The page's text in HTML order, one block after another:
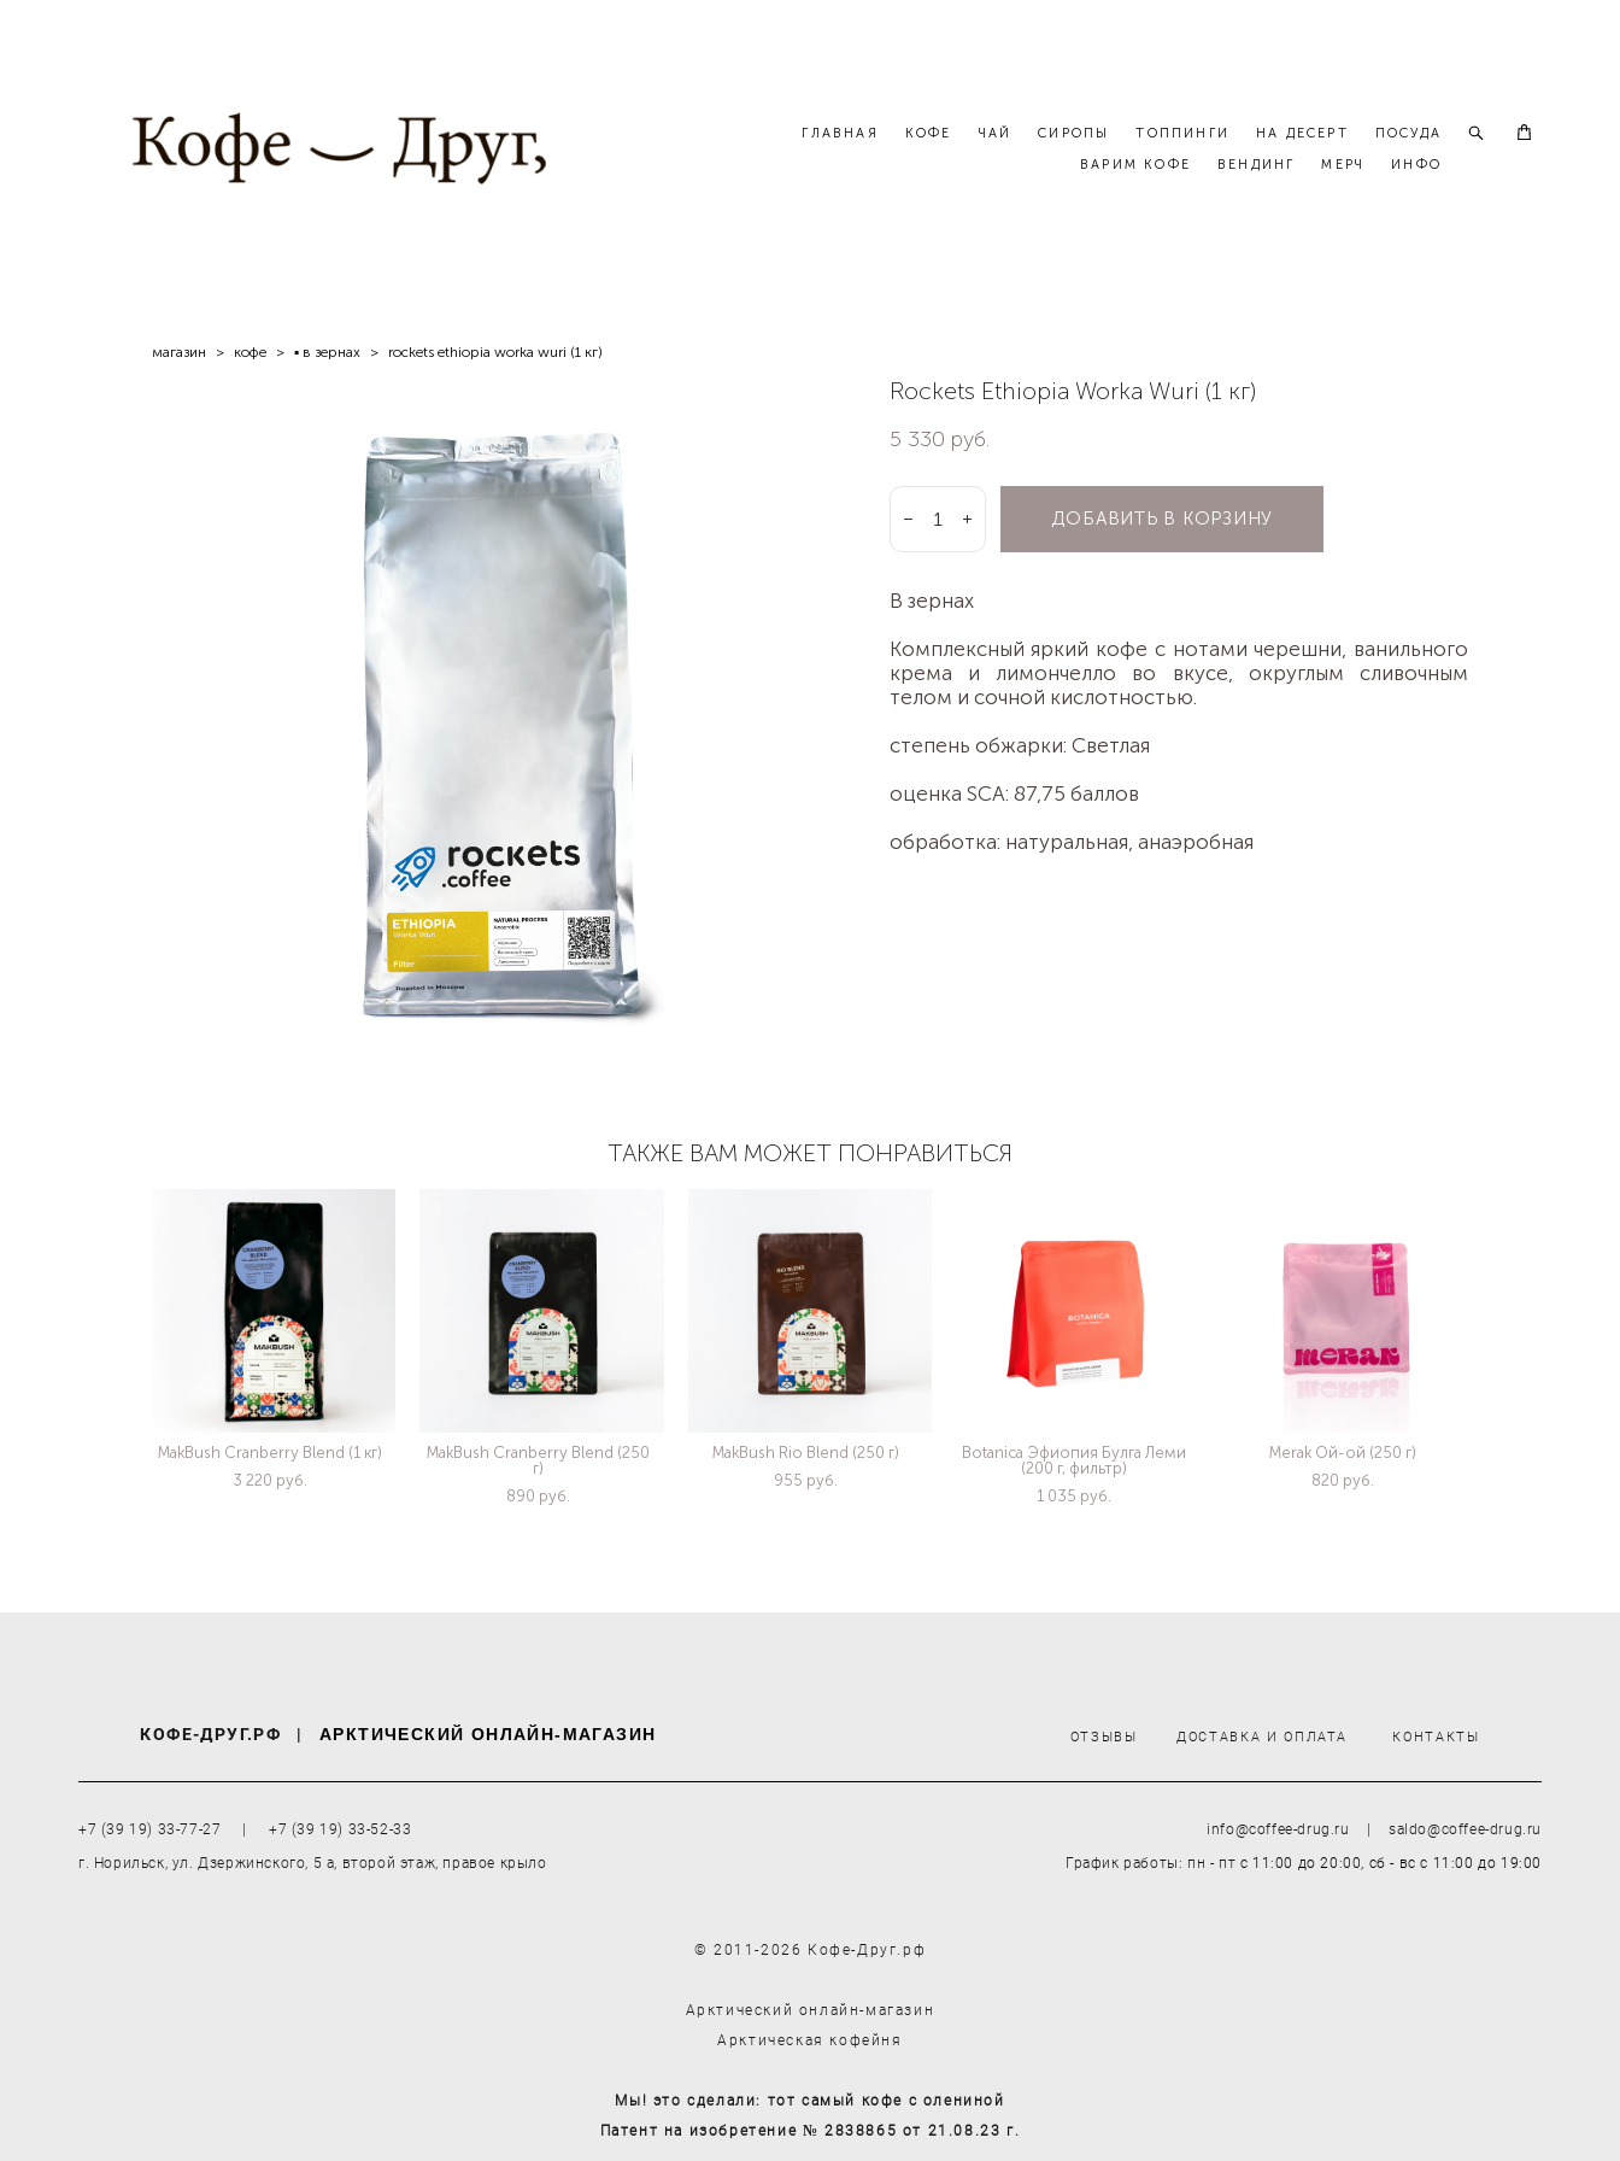
ГЛАВНАЯ КОФЕ ЧАЙ СИРОПЫ ТОППИНГИ НА ДЕСЕРТ
ПОСУДА
ВАРИМ КОФЕ
ВЕНДИНГ МЕРЧ ИНФО
магазин > кофe > ▪ в зернах > rockets ethiopia worka wuri (1 кг)
Rockets Ethiopia Worka Wuri (1 кг)
5 330 pуб.
ДОБАВИТЬ В КОРЗИНУ
В зернах
Комплексный яркий кофе с нотами черешни, ванильного
крема и лимончелло во вкусе, округлым сливочным
телом и сочной кислотностью.
степень обжарки: Светлая
оценка SCA: 87,75 баллов
обработка: натуральная, анаэробная
ТАКЖЕ ВАМ МОЖЕТ ПОНРАВИТЬСЯ
MakBush Cranberry Blend (1 кг)
3 220 pуб.
MakBush Cranberry Blend (250
г)
890 pуб.
MakBush Rio Blend (250 г)
955 pуб.
Botanica Эфиопия Булга Леми
(200 г, фильтр)
1 035 pуб.
Merak Ой-ой (250 г)
820 pуб.
КОФЕ-ДРУГ.РФ | АРКТИЧЕСКИЙ ОНЛАЙН-МАГАЗИН ОТЗЫВЫ ДОСТАВКА И ОПЛАТА КОНТАКТЫ
+7 (39 19) 33-77-27 | +7 (39 19) 33-52-33
г. Норильск, ул. Дзержинского, 5 а, второй этаж, правое крыло
info@coffee-drug.ru | saldo@coffee-drug.ru
График работы: пн - пт с 11:00 до 20:00, сб - всс 11:00 до 19:00
© 2011-2026 Кофе-Друг.рф
Арктический онлайн-магазин
Арктическая кофейня
Мы! это сделали: тот самый кофе с олениной
Патент на изобретение № 2838865 от 21.08.23 г.